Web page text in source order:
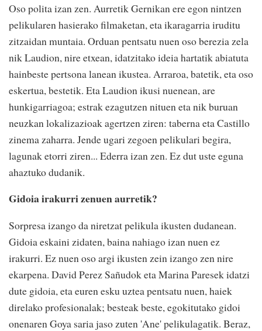
Oso polita izan zen. Aurretik Gernikan ere egon nintzen
pelikularen hasierako filmaketan, eta ikaragarria iruditu
zitzaidan muntaia. Orduan pentsatu nuen oso berezia zela
nik Laudion, nire etxean, idatzitako ideia hartatik abiatuta
hainbeste pertsona lanean ikustea. Arraroa, batetik, eta oso
eskertua, bestetik. Eta Laudion ikusi nuenean, are
hunkigarriagoa; estrak ezagutzen nituen eta nik buruan
neuzkan lokalizazioak agertzen ziren: taberna eta Castillo
zinema zaharra. Jende ugari zegoen pelikulari begira,
lagunak etorri ziren... Ederra izan zen. Ez dut uste eguna
ahaztuko dudanik.
Gidoia irakurri zenuen aurretik?
Sorpresa izango da niretzat pelikula ikusten dudanean.
Gidoia eskaini zidaten, baina nahiago izan nuen ez
irakurri. Ez nuen oso argi ikusten zein izango zen nire
ekarpena. David Perez Sañudok eta Marina Paresek idatzi
dute gidoia, eta euren esku uztea pentsatu nuen, haiek
direlako profesionalak; besteak beste, egokitutako gidoi
onenaren Goya saria jaso zuten 'Ane' pelikulagatik. Beraz,